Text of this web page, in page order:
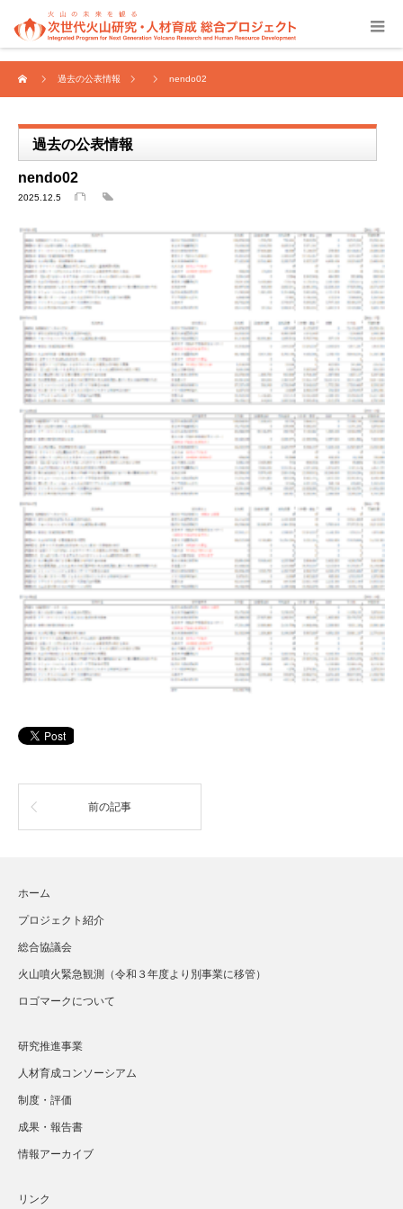
過去の公表情報 nendo02
過去の公表情報
nendo02
2025.12.5
前の記事
ホーム
プロジェクト紹介
総合協議会
火山噴火緊急観測（令和３年度より別事業に移管）
ロゴマークについて
研究推進事業
人材育成コンソーシアム
制度・評価
成果・報告書
情報アーカイブ
リンク